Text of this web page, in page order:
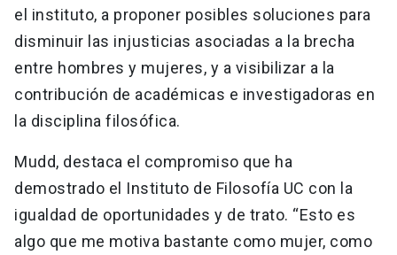
el instituto, a proponer posibles soluciones para
disminuir las injusticias asociadas a la brecha
entre hombres y mujeres, y a visibilizar a la
contribución de académicas e investigadoras en
la disciplina filosófica.
Mudd, destaca el compromiso que ha
demostrado el Instituto de Filosofía UC con la
igualdad de oportunidades y de trato. “Esto es
algo que me motiva bastante como mujer, como